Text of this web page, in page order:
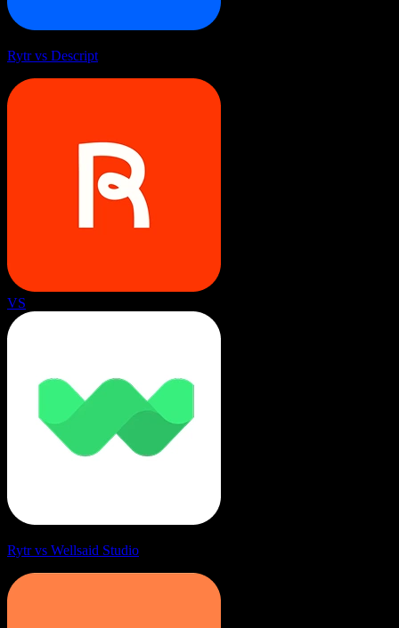
Rytr vs Descript
VS
Rytr vs Wellsaid Studio